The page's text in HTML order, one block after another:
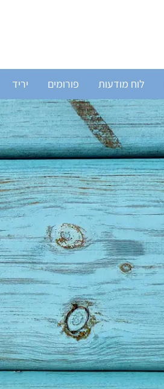
לוח מודעות פורומים יריד